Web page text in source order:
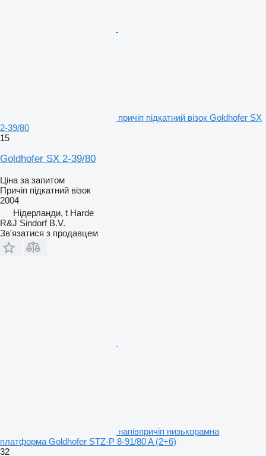
причіп підкатний візок Goldhofer SX
2-39/80
15
Goldhofer SX 2-39/80
Ціна за запитом
Причіп підкатний візок
2004
Нідерланди, t Harde
R&J Sindorf B.V.
Зв'язатися з продавцем
напівпричіп низькорамна
платформа Goldhofer STZ-P 8-91/80 A (2+6)
32